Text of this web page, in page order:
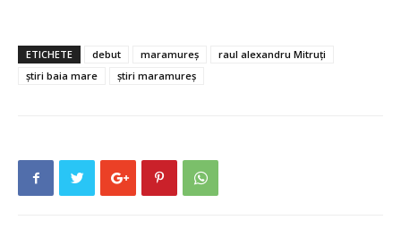
ETICHETE debut maramureș
raul alexandru Mitruți
știri baia mare
știri maramureș